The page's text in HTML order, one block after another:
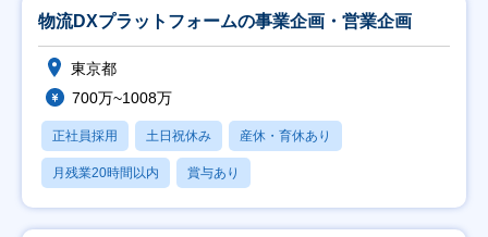
物流DXプラットフォームの事業企画・営業企画
東京都
700万~1008万
正社員採用 土日祝休み 産休・育休あり
月残業20時間以内 賞与あり